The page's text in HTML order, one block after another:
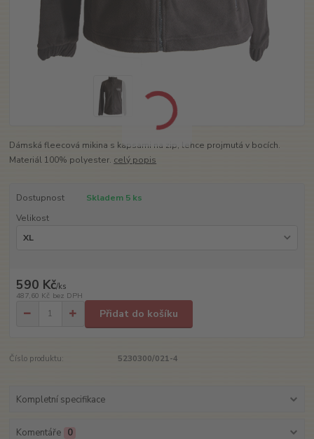
Dámská fleecová mikina s kapsami na zip, lehce projmutá v bocích.
Materiál 100% polyester. celý popis
Dostupnost
Skladem 5 ks
Velikost
590 Kč/ks
487,60 Kč bez DPH
Přidat do košíku
Číslo produktu: 5230300/021-4
Kompletní specifikace
Komentáře 0